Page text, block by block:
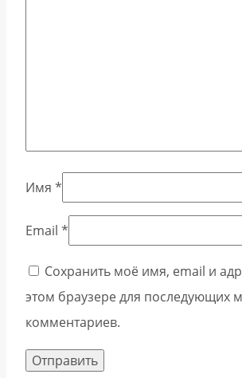
Имя *
Email *
Сохранить моё имя, email и
этом браузере для последующих
комментариев.